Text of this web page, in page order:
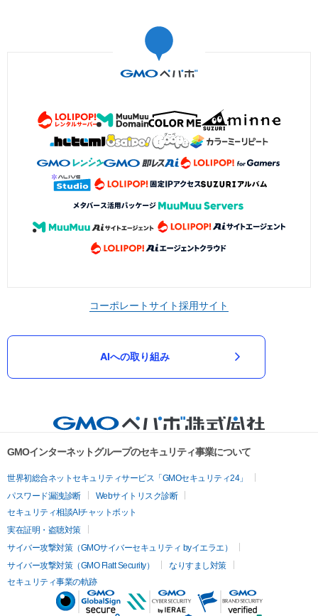
コーポレートサイト採用サイト
AIへの取り組み
GMOインターネットグループのセキュリティ事業について
世界初総合ネットセキュリティサービス「GMOセキュリティ24」
パスワード漏洩診断
Webサイトリスク診断
セキュリティ相談AIチャットボット
実在証明・盗聴対策
サイバー攻撃対策（GMOサイバーセキュリティ byイエラエ）
サイバー攻撃対策（GMO Flatt Security）
なりすまし対策
セキュリティ事業の軌跡